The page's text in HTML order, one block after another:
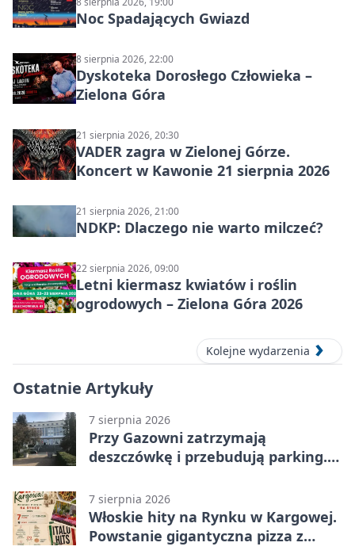
Noc Spadających Gwiazd
8 sierpnia 2026, 22:00
Dyskoteka Dorosłego Człowieka –
Zielona Góra
21 sierpnia 2026, 20:30
VADER zagra w Zielonej Górze.
Koncert w Kawonie 21 sierpnia 2026
21 sierpnia 2026, 21:00
NDKP: Dlaczego nie warto milczeć?
22 sierpnia 2026, 09:00
Letni kiermasz kwiatów i roślin
ogrodowych – Zielona Góra 2026
Kolejne wydarzenia
Ostatnie Artykuły
7 sierpnia 2026
Przy Gazowni zatrzymają
deszczówkę i przebudują parking.
7 sierpnia 2026
Włoskie hity na Rynku w Kargowej.
Powstanie gigantyczna pizza z